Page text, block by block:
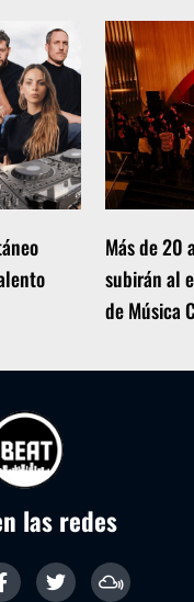
Más de 20
subirán al
de Música
las redes